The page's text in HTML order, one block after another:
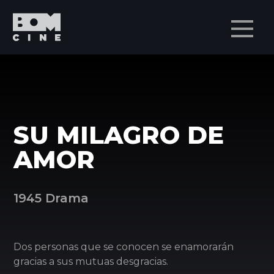
SU MILAGRO DE
AMOR
1945 Drama
Dos personas que se conocen se enamorarán
gracias a sus mutuas desgracias.